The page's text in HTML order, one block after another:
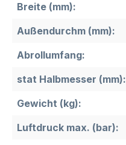
Breite (mm):
Außendurchm (mm):
Abrollumfang:
stat Halbmesser (mm):
Gewicht (kg):
Luftdruck max. (bar):